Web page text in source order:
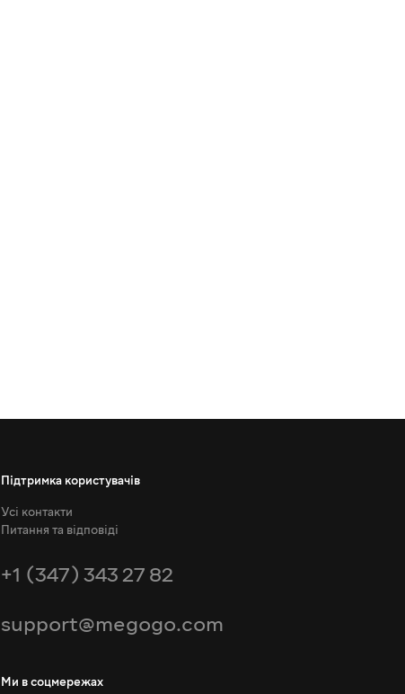
Підтримка користувачів
Усі контакти
Питання та відповіді
+1 (347) 343 27 82
support@megogo.com
Ми в соцмережах